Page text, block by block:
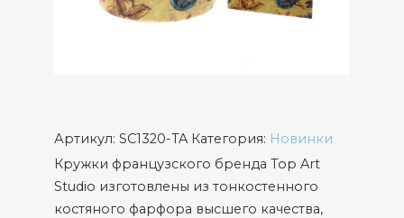
Артикул: SC1320-TA Категория: Новинки
Кружки французского бренда Top Art
Studio изготовлены из тонкостенного
костяного фарфора высшего качества,